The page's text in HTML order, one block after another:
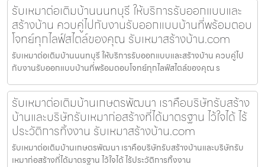
รับเหมาต่อเติมบ้านนนทบุรี ให้บริการรับออกแบบและ
สร้างบ้าน ควบคู่ไปกับงานรับออกแบบบ้านที่พร้อมตอบ
โจทย์ทุกไลฟ์สไตล์ของคุณ รับเหมาสร้างบ้าน.com
รับเหมาต่อเติมบ้านนนทบุรี ให้บริการรับออกแบบและสร้างบ้าน ควบคู่ไป
กับงานรับออกแบบบ้านที่พร้อมตอบโจทย์ทุกไลฟ์สไตล์ของคุณ ร
รับเหมาต่อเติมบ้านเกษตรพัฒนา เราคือบริษัทรับสร้าง
บ้านและบริษัทรับเหมาก่อสร้างที่ได้มาตรฐาน ไว้ใจได้ ไร้
ประวัติการทิ้งงาน รับเหมาสร้างบ้าน.com
รับเหมาต่อเติมบ้านเกษตรพัฒนา เราคือบริษัทรับสร้างบ้านและบริษัทรับ
เหมาก่อสร้างที่ได้มาตรฐาน ไว้ใจได้ ไร้ประวัติการทิ้งงาน